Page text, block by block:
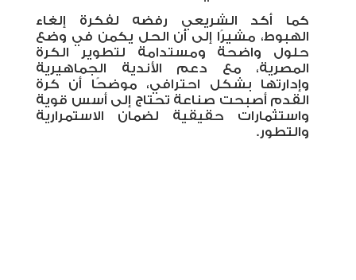
كما أكد الشريعي رفضه لفكرة إلغاء
الهبوط، مشيرًا إلى أن الحل يكمن في وضع
حلول واضحة ومستدامة لتطوير الكرة
المصرية، مع دعم الأندية الجماهيرية
وإدارتها بشكل احترافي، موضحًا أن كرة
القدم أصبحت صناعة تحتاج إلى أسس قوية
واستثمارات حقيقية لضمان الاستمرارية
والتطور.